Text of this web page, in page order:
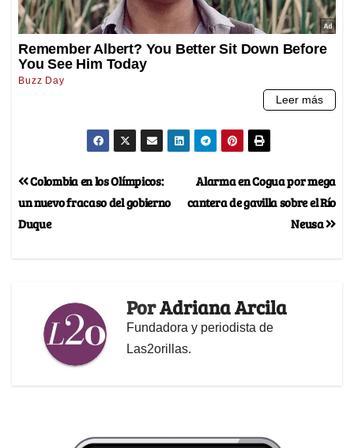
Alarma en Cogua por mega
cantera de gavilla sobre el Río
Neusa
Colombia en los Olímpicos:
un nuevo fracaso del gobierno
Duque
PorAdriana Arcila
Fundadora y periodista de
Las2orillas.